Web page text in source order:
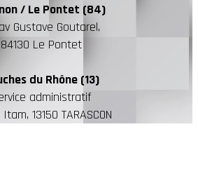
/ Le Pontet (84)
Gustave Goutarel,
84130 Le Pontet
du Rhône (13)
administratif
13150 TARASCON